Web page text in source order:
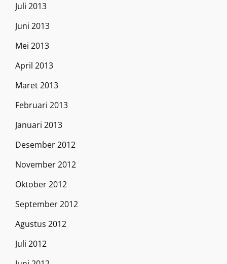
Juli 2013
Juni 2013
Mei 2013
April 2013
Maret 2013
Februari 2013
Januari 2013
Desember 2012
November 2012
Oktober 2012
September 2012
Agustus 2012
Juli 2012